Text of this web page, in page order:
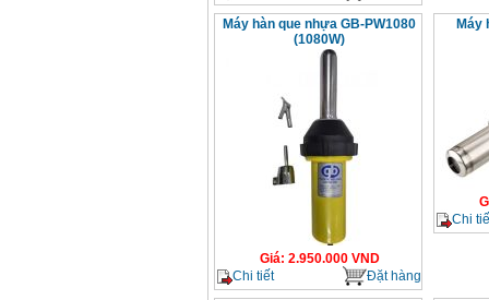
Máy hàn que nhựa GB-PW1080
(1080W)
Giá: 2.950.000VND
Chi tiết
Đặt hàng
Máy
Chi